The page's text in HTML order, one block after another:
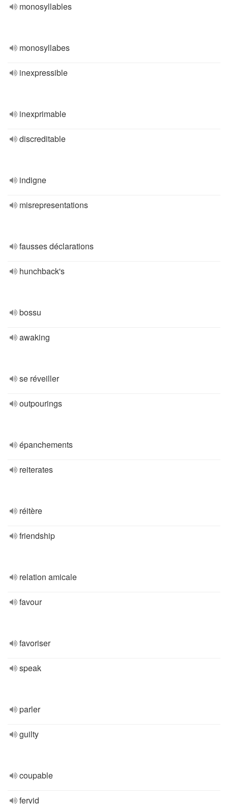
monosyllables
monosyllabes
inexpressible
inexprimable
discreditable
indigne
misrepresentations
fausses déclarations
hunchback's
bossu
awaking
se réveiller
outpourings
épanchements
reiterates
réitère
friendship
relation amicale
favour
favoriser
speak
parler
guilty
coupable
fervid